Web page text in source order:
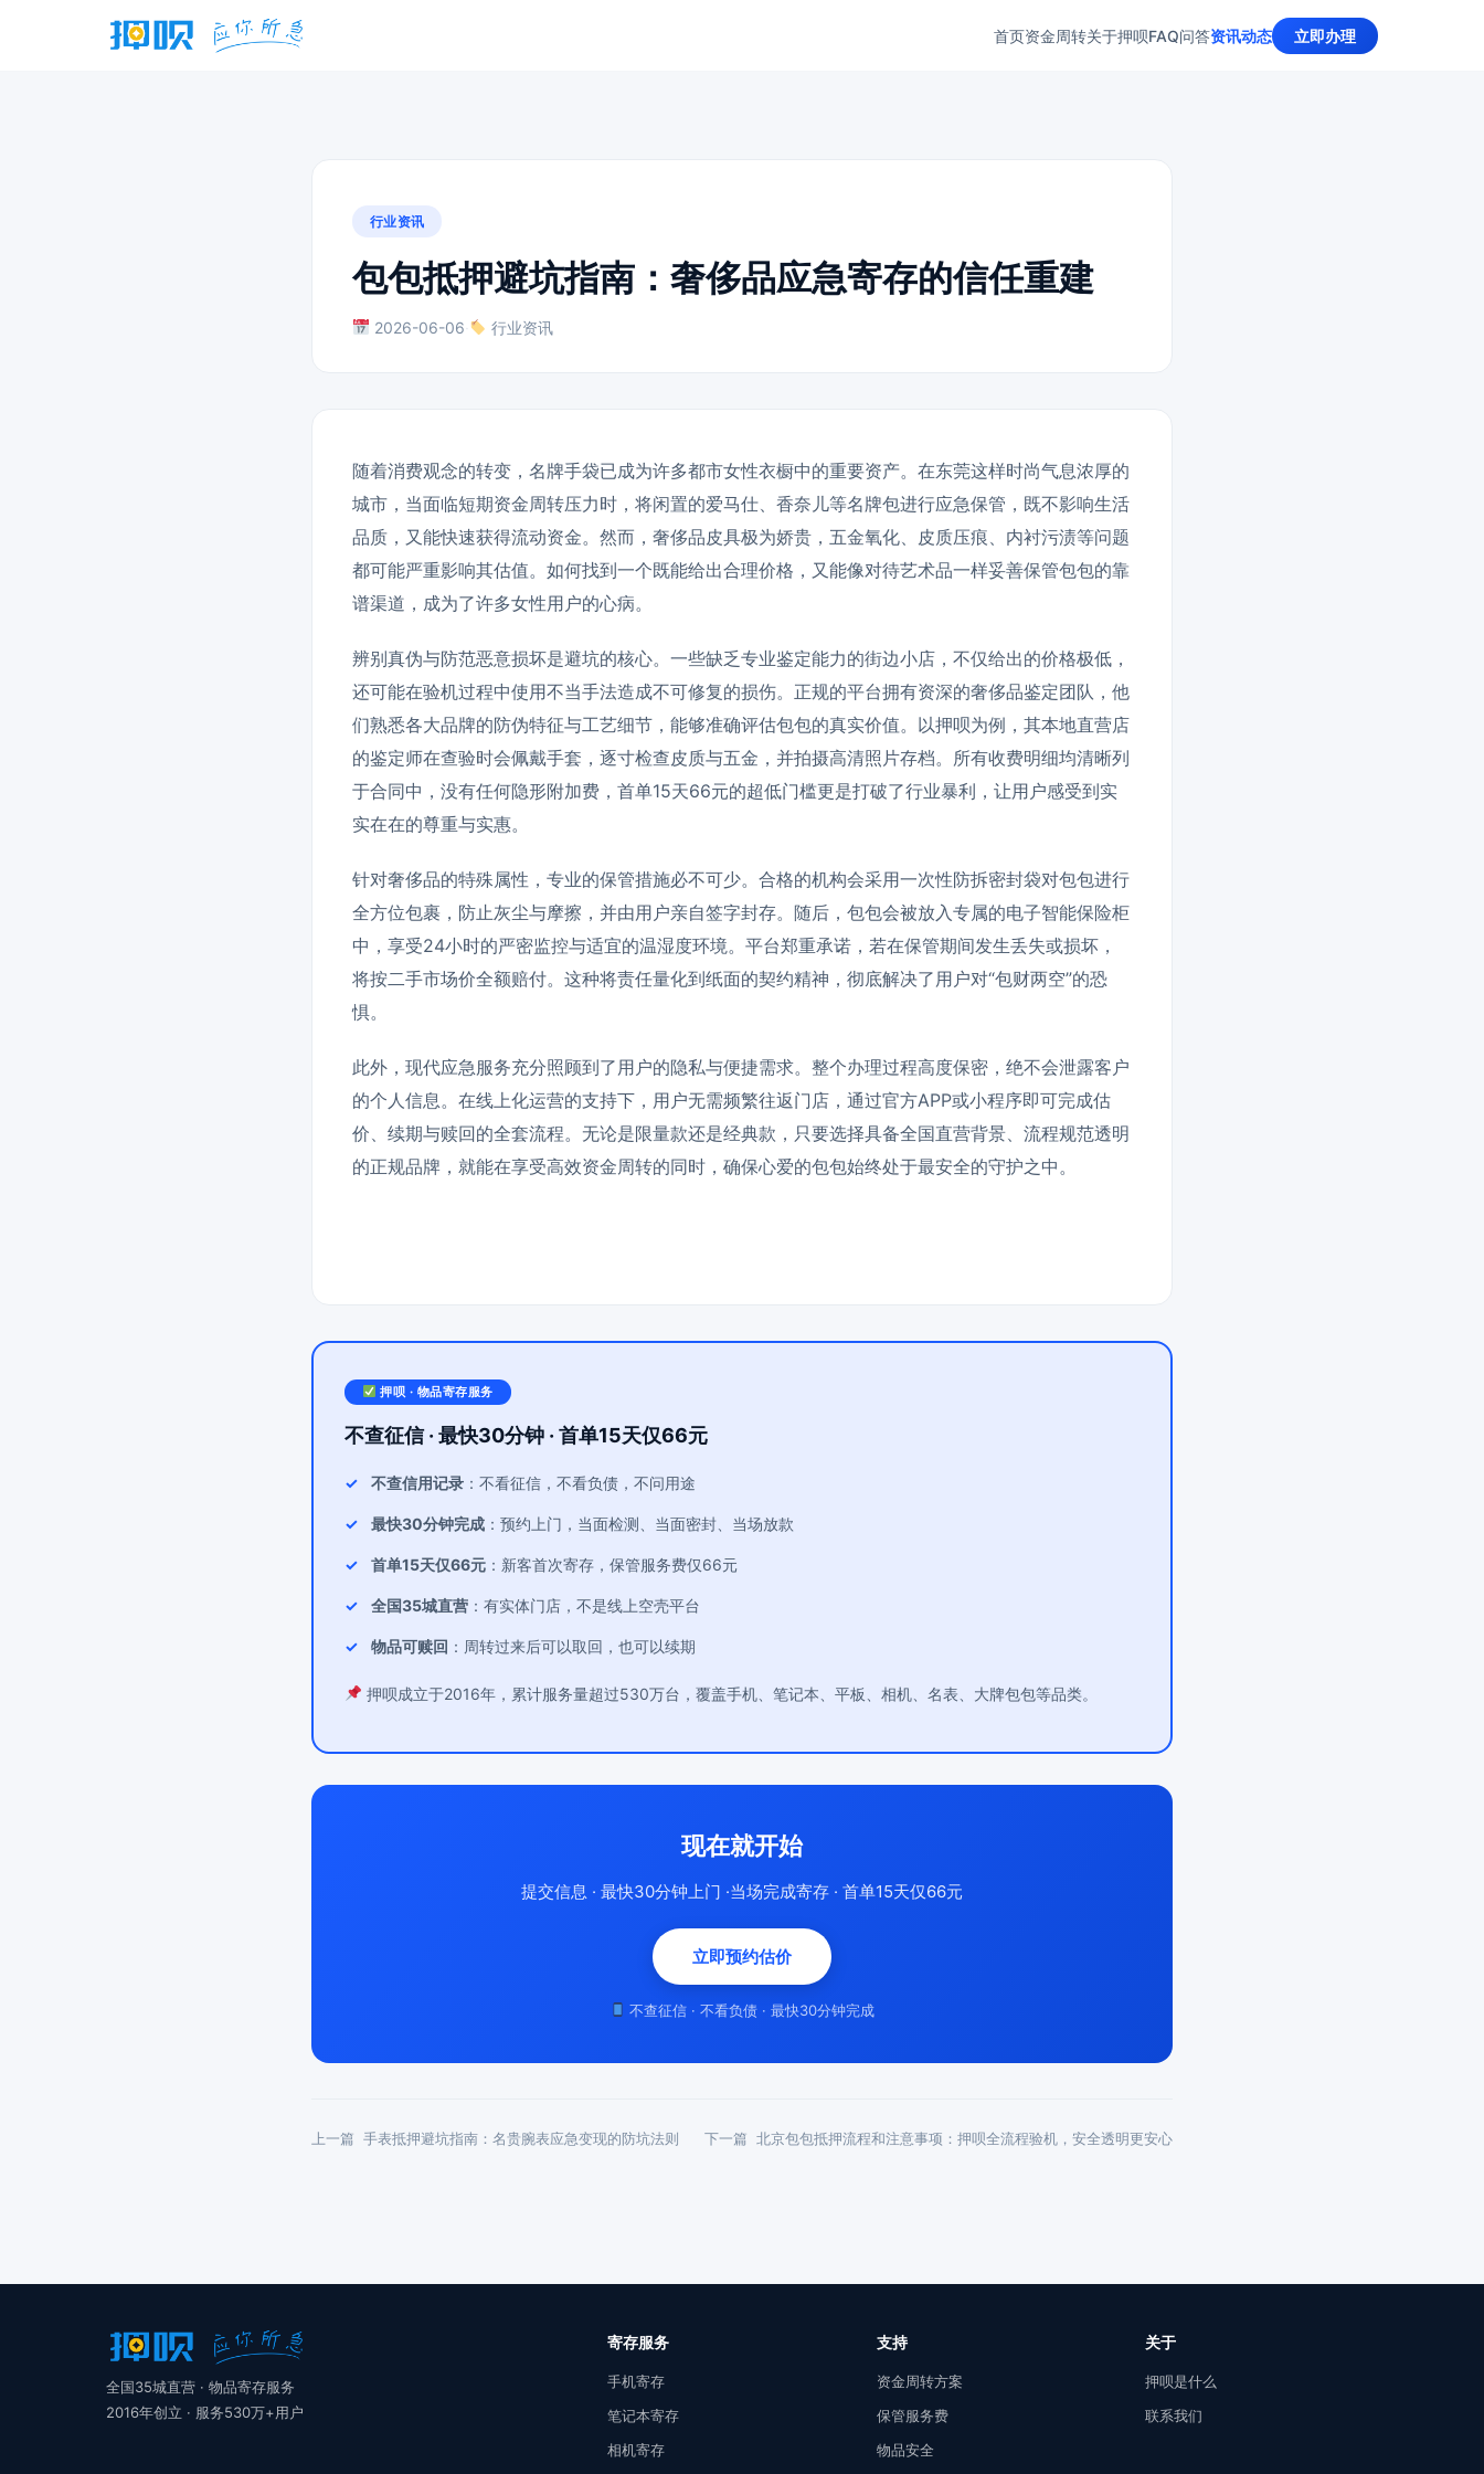
首页资金周转关于押呗FAQ问答资讯动态 立即办理
行业资讯
包包抵押避坑指南：奢侈品应急寄存的信任重建
2026-06-06 行业资讯
随着消费观念的转变，名牌手袋已成为许多都市女性衣橱中的重要资产。在东莞这样时尚气息浓厚的
城市，当面临短期资金周转压力时，将闲置的爱马仕、香奈儿等名牌包进行应急保管，既不影响生活
品质，又能快速获得流动资金。然而，奢侈品皮具极为娇贵，五金氧化、皮质压痕、内衬污渍等问题
都可能严重影响其估值。如何找到一个既能给出合理价格，又能像对待艺术品一样妥善保管包包的靠
谱渠道，成为了许多女性用户的心病。
辨别真伪与防范恶意损坏是避坑的核心。一些缺乏专业鉴定能力的街边小店，不仅给出的价格极低，
还可能在验机过程中使用不当手法造成不可修复的损伤。正规的平台拥有资深的奢侈品鉴定团队，他
们熟悉各大品牌的防伪特征与工艺细节，能够准确评估包包的真实价值。以押呗为例，其本地直营店
的鉴定师在查验时会佩戴手套，逐寸检查皮质与五金，并拍摄高清照片存档。所有收费明细均清晰列
于合同中，没有任何隐形附加费，首单15天66元的超低门槛更是打破了行业暴利，让用户感受到实
实在在的尊重与实惠。
针对奢侈品的特殊属性，专业的保管措施必不可少。合格的机构会采用一次性防拆密封袋对包包进行
全方位包裹，防止灰尘与摩擦，并由用户亲自签字封存。随后，包包会被放入专属的电子智能保险柜
中，享受24小时的严密监控与适宜的温湿度环境。平台郑重承诺，若在保管期间发生丢失或损坏，
将按二手市场价全额赔付。这种将责任量化到纸面的契约精神，彻底解决了用户对“包财两空”的恐
惧。
此外，现代应急服务充分照顾到了用户的隐私与便捷需求。整个办理过程高度保密，绝不会泄露客户
的个人信息。在线上化运营的支持下，用户无需频繁往返门店，通过官方APP或小程序即可完成估
价、续期与赎回的全套流程。无论是限量款还是经典款，只要选择具备全国直营背景、流程规范透明
的正规品牌，就能在享受高效资金周转的同时，确保心爱的包包始终处于最安全的守护之中。
押呗 · 物品寄存服务
不查征信 · 最快30分钟 · 首单15天仅66元
不查信用记录 ：不看征信，不看负债，不问用途
最快30分钟完成 ：预约上门，当面检测、当面密封、当场放款
首单15天仅66元 ：新客首次寄存，保管服务费仅66元
全国35城直营 ：有实体门店，不是线上空壳平台
物品可赎回 ：周转过来后可以取回，也可以续期
押呗成立于2016年，累计服务量超过530万台，覆盖手机、笔记本、平板、相机、名表、大牌包包等品类。
现在就开始
提交信息 · 最快30分钟上门 ·当场完成寄存 · 首单15天仅66元
立即预约估价
不查征信 · 不看负债 · 最快30分钟完成
上一篇 手表抵押避坑指南：名贵腕表应急变现的防坑法则 下一篇 北京包包抵押流程和注意事项：押呗全流程验机，安全透明更安心
全国35城直营 · 物品寄存服务
2016年创立 · 服务530万+用户
寄存服务
手机寄存
笔记本寄存
相机寄存
支持
资金周转方案
保管服务费
物品安全
关于
押呗是什么
联系我们